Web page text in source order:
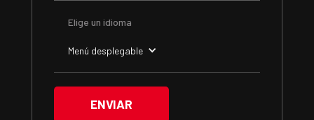
Elige un idioma
Menú desplegable